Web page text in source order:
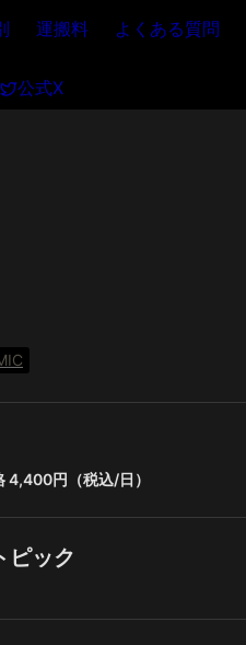
運搬料 よくある質問
公式X
4,400円（税込/日）
ピック